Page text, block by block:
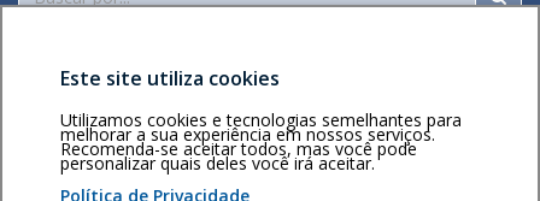
Área restritaPolítica de
privacidadePersonalização
Este site utiliza cookies
Utilizamos cookies e tecnologias semelhantes para
melhorar a sua experiência em nossos serviços.
Recomenda-se aceitar todos, mas você pode
personalizar quais deles você irá aceitar.
Política de Privacidade